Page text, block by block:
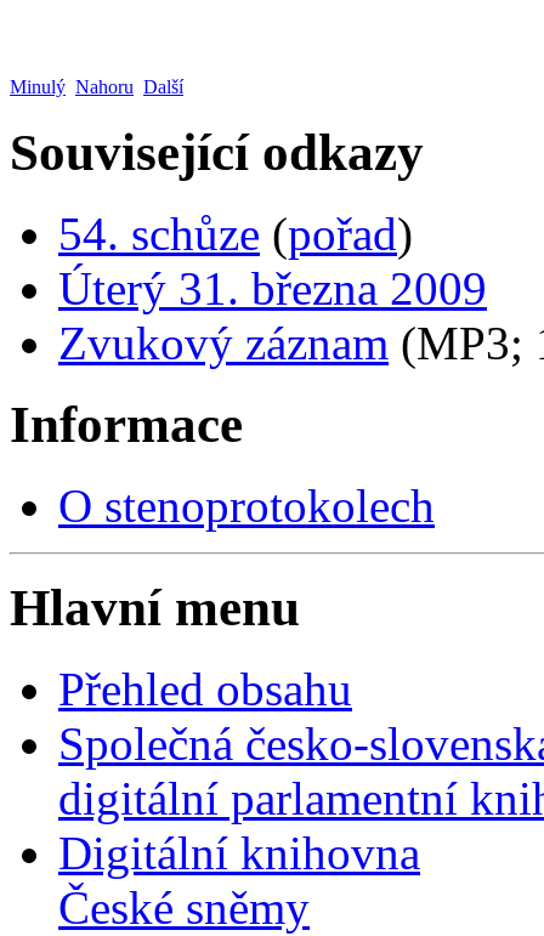
Minulý Nahoru Další
Související odkazy
54. schůze (pořad)
Úterý 31. března 2009
Zvukový záznam (MP3;
Informace
O stenoprotokolech
Hlavní menu
Přehled obsahu
Společná česko-
digitální parlamentní
Digitální knihovna
České sněmy